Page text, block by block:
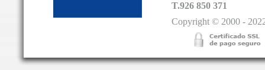
T.926 850 371
Copyright © 2000 -